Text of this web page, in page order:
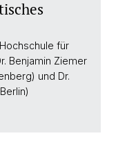
für
Benjamin Ziemer
und Dr.